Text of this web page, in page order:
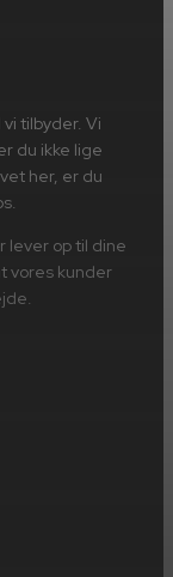
tilbyder. Vi
du ikke lige
her, er du
lever op til dine
vores kunder